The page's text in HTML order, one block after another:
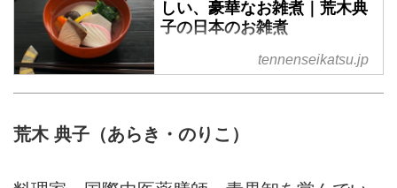
した。
しい、豪華なお雑煮｜荒木典
子の日本のお雑煮
料理家の荒木典子さんは、お雑煮
好き。毎月「お雑煮の会」なるも
のを開き、地域のお雑煮を再現し
「博多雑煮」が生まれた背景とレ
tennenseikatsu.jp
荒木 典子（あらき・のりこ）